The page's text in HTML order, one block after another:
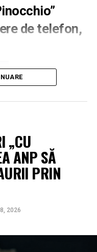
de telefon,
„CU
ANP SĂ
PRIN
2026